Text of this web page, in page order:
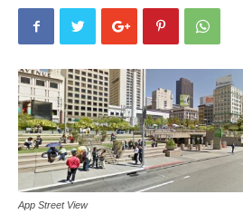
App Street View